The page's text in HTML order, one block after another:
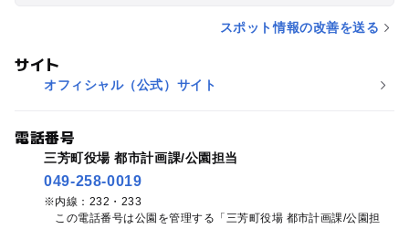
スポット情報の改善を送る
サイト
オフィシャル（公式）サイト
電話番号
三芳町役場 都市計画課/公園担当
049-258-0019
内線：232・233
この電話番号は公園を管理する「三芳町役場 都市計画課/公園担